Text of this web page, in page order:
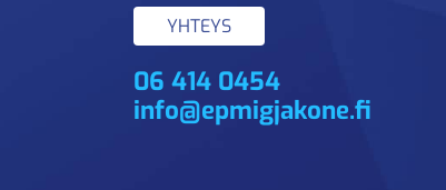
YHTEYS
06 414 0454
info@epmigjakone.fi